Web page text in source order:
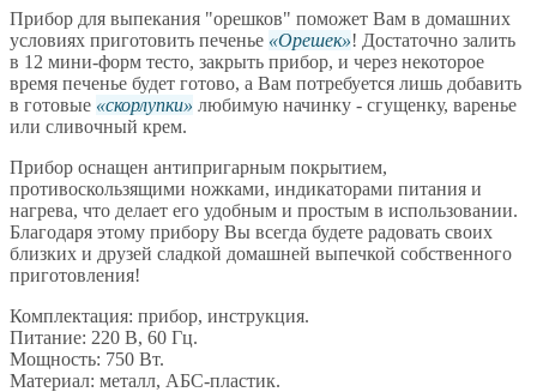
Прибор для выпекания "орешков" поможет Вам в домашних
условиях приготовить печенье
Орешек ! Достаточно залить
в 12 мини-форм тесто, закрыть прибор, и через некоторое
время печенье будет готово, а Вам потребуется лишь добавить
в готовые
скорлупки
любимую начинку - сгущенку, варенье
или сливочный крем.
Прибор оснащен антипригарным покрытием,
противоскользящими ножками, индикаторами питания и
нагрева, что делает его удобным и простым в использовании.
Благодаря этому прибору Вы всегда будете радовать своих
близких и друзей сладкой домашней выпечкой собственного
приготовления!
Комплектация: прибор, инструкция.
Питание: 220 В, 60 Гц.
Мощность: 750 Вт.
Материал: металл, АБС-пластик.